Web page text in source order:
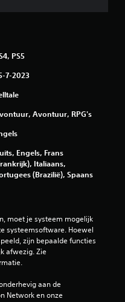
e
n
e
n
PS5
7-2023
Avontuur, RPG's
Engels, Frans
Italiaans,
(Brazilië), Spaans
moet je systeem mogelijk
systeemsoftware. Hoewel
zijn bepaalde functies
afwezig. Zie
aan de
Network en onze